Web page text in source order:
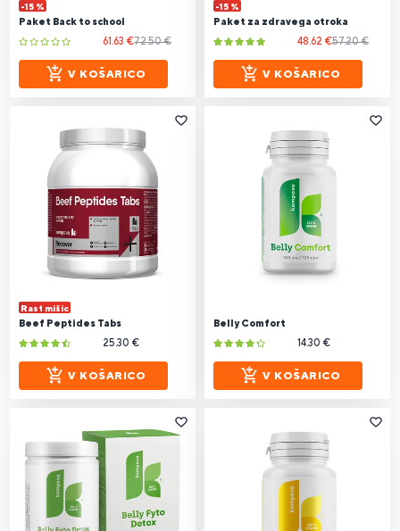
-15 %
Paket Back to school
72.50 €
61.63 €
V KOŠARICO
-15 %
Paket za zdravega otroka
57.20 €
48.62 €
V KOŠARICO
Rast mišic
Beef Peptides Tabs
25.30 €
V KOŠARICO
Belly Comfort
14.30 €
V KOŠARICO